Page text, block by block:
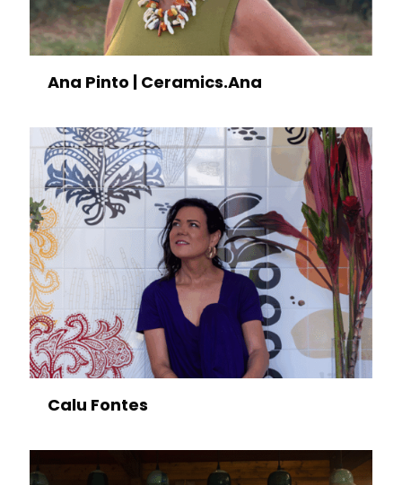
Ana Pinto | Ceramics.Ana
Calu Fontes